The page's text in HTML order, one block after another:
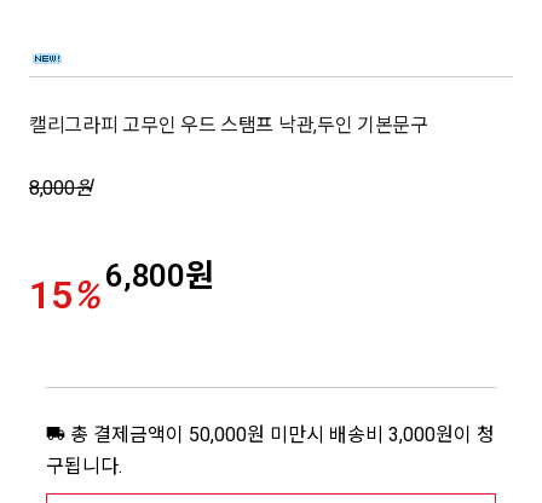
캘리그라피 고무인 우드 스탬프 낙관,두인 기본문구
8,000원
15%6,800원
총 결제금액이 50,000원 미만시 배송비 3,000원이 청
구됩니다.